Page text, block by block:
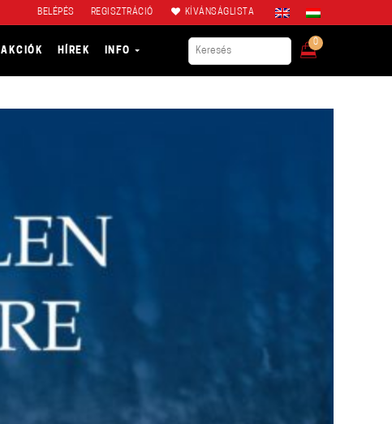
BELÉPÉS REGISZTRÁCIÓ KÍVÁNSÁGLISTA
AKCIÓK HÍREK INFO
0